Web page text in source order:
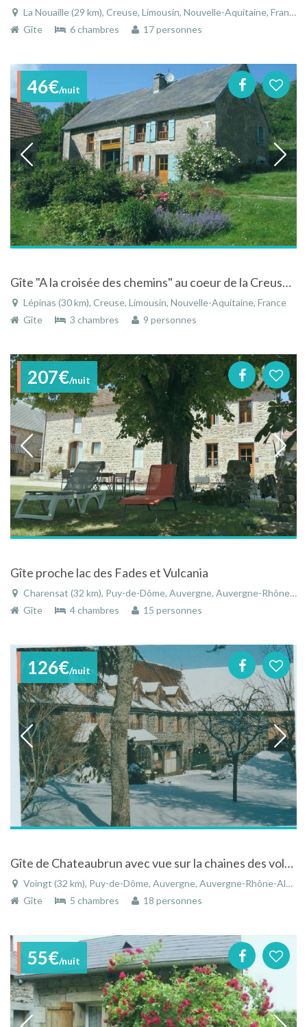
La Nouaille (29 km), Creuse, Limousin, Nouvelle-Aquitaine, France
Gîte
6 chambres 17 personnes
46€/nuit
Gîte "A la croisée des chemins" au coeur de la Creuse en Limousin
Lépinas (30 km), Creuse, Limousin, Nouvelle-Aquitaine, France
Gîte
3 chambres 9 personnes
207€/nuit
Gîte proche lac des Fades et Vulcania
Charensat (32 km), Puy-de-Dôme, Auvergne, Auvergne-Rhône-Alpes, France
Gîte
4 chambres 15 personnes
126€/nuit
Gîte de Chateaubrun avec vue sur la chaines des volcans en Auvergne
Voingt (32 km), Puy-de-Dôme, Auvergne, Auvergne-Rhône-Alpes, France
Gîte
5 chambres 18 personnes
55€/nuit